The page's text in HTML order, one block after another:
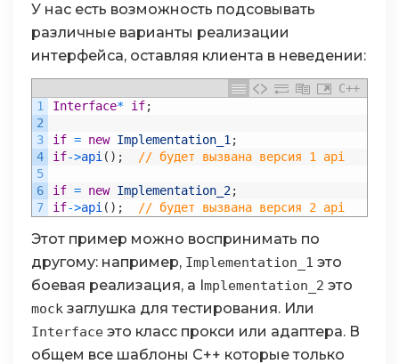
У нас есть возможность подсовывать
различные варианты реализации
интерфейса, оставляя клиента в неведении:
C++
1
2
3
4
5
6
7
Interface* if;
if = new Implementation_1 ;
if->api ( ) ; // будет вызвана версия 1 api
if = new Implementation_2;
if->api ( ) ; // будет вызвана версия 2 api
Этот пример можно воспринимать по
другому: например, Implementation_1 это
боевая реализация, а Implementation_2 это
mock заглушка для тестирования. Или
Interface это класс прокси или адаптера. В
общем все шаблоны C++ которые только